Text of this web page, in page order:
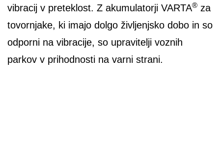
vibracij v preteklost. Z akumulatorji VARTA® za
tovornjake, ki imajo dolgo življenjsko dobo in so
odporni na vibracije, so upravitelji voznih
parkov v prihodnosti na varni strani.